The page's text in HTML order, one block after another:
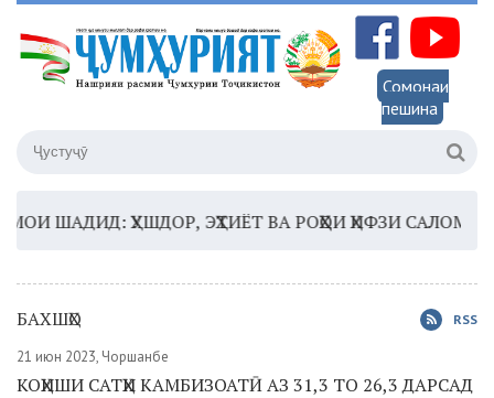
Сомонаи
пешина
ҲУШДОР, ЭҲТИЁТ ВА РОҲҲОИ ҲИФЗИ САЛОМАТӢ
БАХШҲО RSS
21 июн 2023, Чоршанбе
КОҲИШИ САТҲИ КАМБИЗОАТӢ АЗ 31,3 ТО 26,3 ДАРСАД